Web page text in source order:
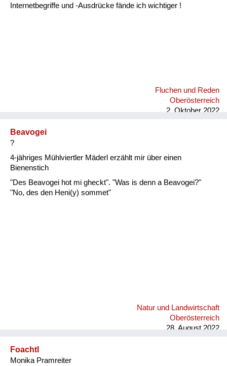
Internetbegriffe und -Ausdrücke fände ich wichtiger !
Fluchen und Reden
Oberösterreich
2. Oktober 2022
Beavogei
?
4-jähriges Mühlviertler Mäderl erzählt mir über einen
Bienenstich
"Des Beavogei hot mi gheckt". "Was is denn a Beavogei?"
"No, des den Heni(y) sommet"
Natur und Landwirtschaft
Oberösterreich
28. August 2022
Foachtl
Monika Pramreiter